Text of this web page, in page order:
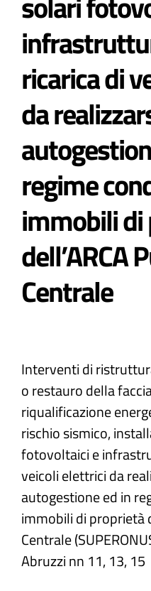
ricarica di
da
regime
immobili
dell’ARCA
Centrale
Interventi di
o restauro della
riqualificazione
rischio sismico,
fotovoltaici e
veicoli elettrici da
autogestione ed in
immobili di proprietà
Centrale
Abruzzi nn 11, 13, 15